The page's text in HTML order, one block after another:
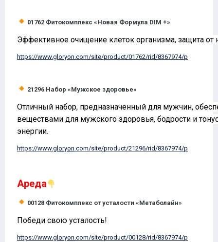
01762 Фитокомплекс «Новая Формула DIM +»
Эффективное очищение клеток организма, защита от
https://www.gloryon.com/site/product/01762/rid/8367974/p
21296 Набор «Мужское здоровье»
Отличный набор, предназначенный для мужчин,
веществами для мужского здоровья, бодрости и
энергии.
https://www.gloryon.com/site/product/21296/rid/8367974/p
Ареда
00128 Фитокомплекс от усталости «Метаболайн»
Победи свою усталость!
https://www.gloryon.com/site/product/00128/rid/8367974/p